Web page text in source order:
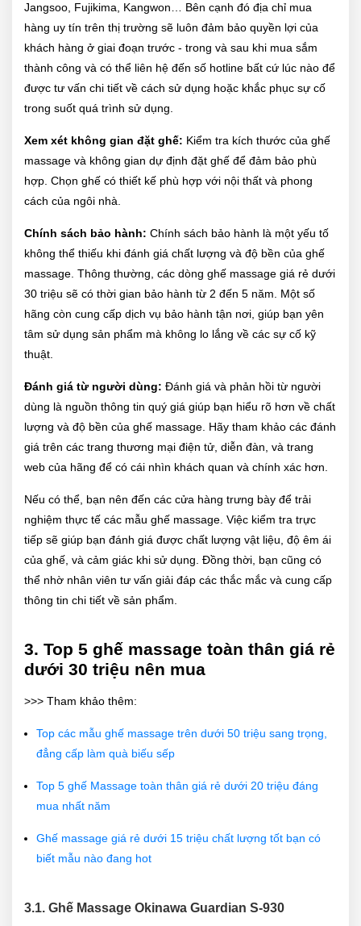
Jangsoo, Fujikima, Kangwon… Bên cạnh đó địa chỉ mua
hàng uy tín trên thị trường sẽ luôn đảm bảo quyền lợi của
khách hàng ở giai đoạn trước - trong và sau khi mua sắm
thành công và có thể liên hệ đến số hotline bất cứ lúc nào để
được tư vấn chi tiết về cách sử dụng hoặc khắc phục sự cố
trong suốt quá trình sử dụng.
Xem xét không gian đặt ghế: Kiểm tra kích thước của ghế
massage và không gian dự định đặt ghế để đảm bảo phù
hợp. Chọn ghế có thiết kế phù hợp với nội thất và phong
cách của ngôi nhà.
Chính sách bảo hành: Chính sách bảo hành là một yếu tố
không thể thiếu khi đánh giá chất lượng và độ bền của ghế
massage. Thông thường, các dòng ghế massage giá rẻ dưới
30 triệu sẽ có thời gian bảo hành từ 2 đến 5 năm. Một số
hãng còn cung cấp dịch vụ bảo hành tận nơi, giúp bạn yên
tâm sử dụng sản phẩm mà không lo lắng về các sự cố kỹ
thuật.
Đánh giá từ người dùng: Đánh giá và phản hồi từ người
dùng là nguồn thông tin quý giá giúp bạn hiểu rõ hơn về chất
lượng và độ bền của ghế massage. Hãy tham khảo các đánh
giá trên các trang thương mại điện tử, diễn đàn, và trang
web của hãng để có cái nhìn khách quan và chính xác hơn.
Nếu có thể, bạn nên đến các cửa hàng trưng bày để trải
nghiệm thực tế các mẫu ghế massage. Việc kiểm tra trực
tiếp sẽ giúp bạn đánh giá được chất lượng vật liệu, độ êm ái
của ghế, và cảm giác khi sử dụng. Đồng thời, bạn cũng có
thể nhờ nhân viên tư vấn giải đáp các thắc mắc và cung cấp
thông tin chi tiết về sản phẩm.
3. Top 5 ghế massage toàn thân giá rẻ
dưới 30 triệu nên mua
>>> Tham khảo thêm:
Top các mẫu ghế massage trên dưới 50 triệu sang trọng,
đẳng cấp làm quà biếu sếp
Top 5 ghế Massage toàn thân giá rẻ dưới 20 triệu đáng
mua nhất năm
Ghế massage giá rẻ dưới 15 triệu chất lượng tốt bạn có
biết mẫu nào đang hot
3.1. Ghế Massage Okinawa Guardian S-930